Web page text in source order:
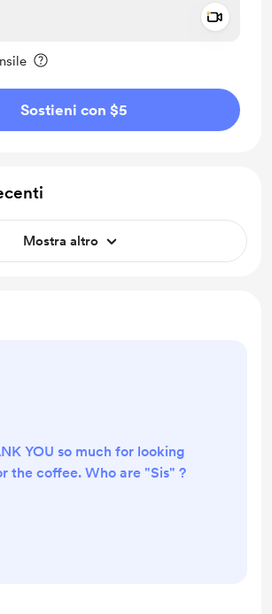
Sostieni con $5
Mostra altro
YOU so much for looking
the coffee. Who are "Sis" ?